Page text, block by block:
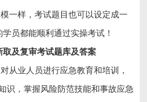
一样，考试题目也可以设定成一
员都能顺利通过实操考试！
及复审考试题库及答案
从业人员进行应急教育和培训，
识，掌握风险防范技能和事故应急